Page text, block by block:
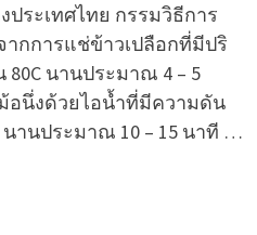
ระเทศไทย กรรมวิธีการ
ากการแช่ข้าวเปลือกที่มีปริ
นานประมาณ 4 – 5
อนึ่งด้วยไอน้ำที่มีความดัน
านประมาณ 10 – 15 นาที …